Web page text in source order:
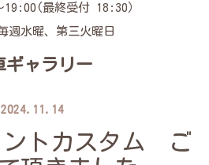
19:00(最終受付 18:30）
週水曜、第三火曜日
ギャラリー
2024.11.14
ントカスタム ご